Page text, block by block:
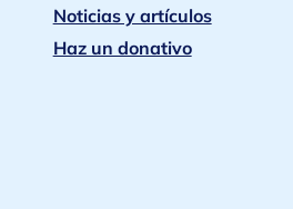
Noticias y artículos
Haz un donativo